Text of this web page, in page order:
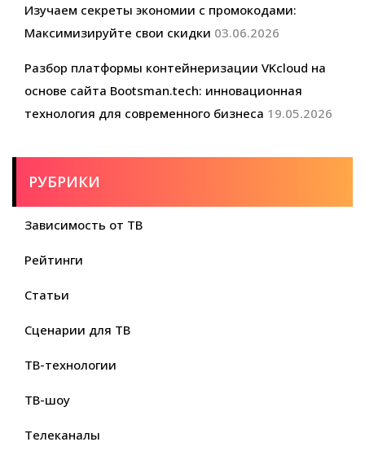
Изучаем секреты экономии с промокодами:
Максимизируйте свои скидки 03.06.2026
Разбор платформы контейнеризации VKcloud на
основе сайта Bootsman.tech: инновационная
технология для современного бизнеса 19.05.2026
РУБРИКИ
Зависимость от ТВ
Рейтинги
Статьи
Сценарии для ТВ
ТВ-технологии
ТВ-шоу
Телеканалы